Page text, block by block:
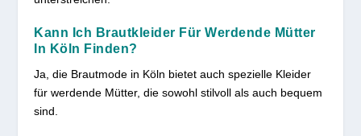
Kann Ich Brautkleider Für Werdende Mütter
In Köln Finden?
Ja, die Brautmode in Köln bietet auch spezielle Kleider
für werdende Mütter, die sowohl stilvoll als auch bequem
sind.